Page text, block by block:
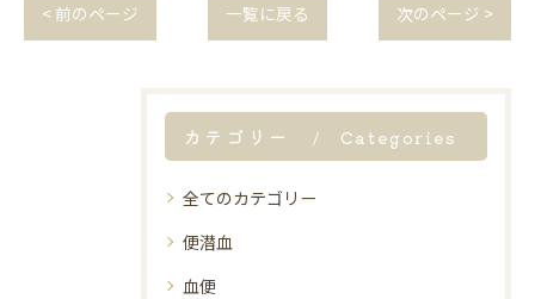
< 前のページ 一覧に戻る 次のページ >
カテゴリー Categories
全てのカテゴリー
便潜血
血便